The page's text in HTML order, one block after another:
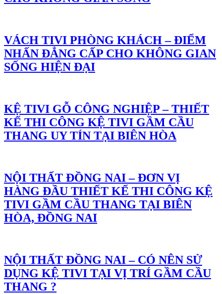
VÁCH TIVI PHÒNG KHÁCH – ĐIỂM
NHẤN ĐẲNG CẤP CHO KHÔNG GIAN
SỐNG HIỆN ĐẠI
KỆ TIVI GỖ CÔNG NGHIỆP – THIẾT
KẾ THI CÔNG KỆ TIVI GẦM CẦU
THANG UY TÍN TẠI BIÊN HÒA
NỘI THẤT ĐỒNG NAI – ĐƠN VỊ
HÀNG ĐẦU THIẾT KẾ THI CÔNG KỆ
TIVI GẦM CẦU THANG TẠI BIÊN
HÒA, ĐỒNG NAI
NỘI THẤT ĐỒNG NAI – CÓ NÊN SỬ
DỤNG KỆ TIVI TẠI VỊ TRÍ GẦM CẦU
THANG ?